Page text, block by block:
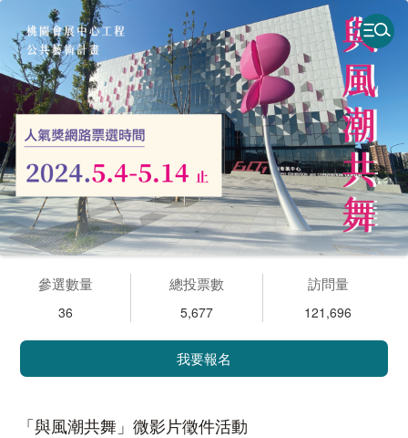
參選數量
36
總投票數
5,677
訪問量
121,696
我要報名
「與風潮共舞」微影片徵件活動